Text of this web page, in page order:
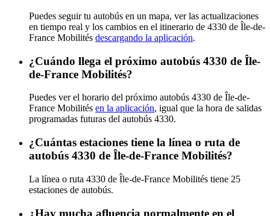
Puedes seguir tu autobús en un mapa, ver las actualizaciones
en tiempo real y los cambios en el itinerario de 4330 de Île-de-
France Mobilités descargando la aplicación.
¿Cuándo llega el próximo autobús 4330 de Île-
de-France Mobilités?
Puedes ver el horario del próximo autobús 4330 de Île-de-
France Mobilités en la aplicación, igual que la hora de salidas
programadas futuras del autobús 4330.
¿Cuántas estaciones tiene la línea o ruta de
autobús 4330 de Île-de-France Mobilités?
La línea o ruta 4330 de Île-de-France Mobilités tiene 25
estaciones de autobús.
¿Hay mucha afluencia normalmente en el